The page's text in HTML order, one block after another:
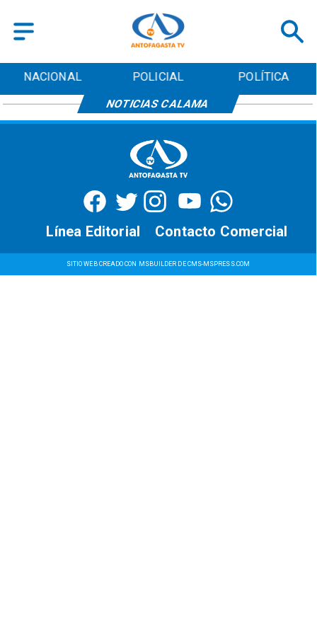
NACIONAL POLICIAL POLÍTICA
NOTICIAS CALAMA
SITIO WEB CREADO CON MSBUILDER DE CMS-MSPRESS.COM
Contacto Comercial
Línea Editorial